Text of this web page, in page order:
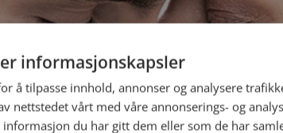
Jeg er en:
informasjonskapsler
å tilpasse innhold, annonser og analysere
nettstedet vårt med våre annonserings- og
du har gitt dem eller som de har